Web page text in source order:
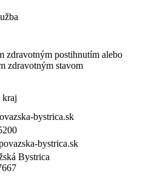
zdravotným postihnutím alebo
zdravotným stavom
kraj
bystrica.sk
bystrica.sk
Bystrica